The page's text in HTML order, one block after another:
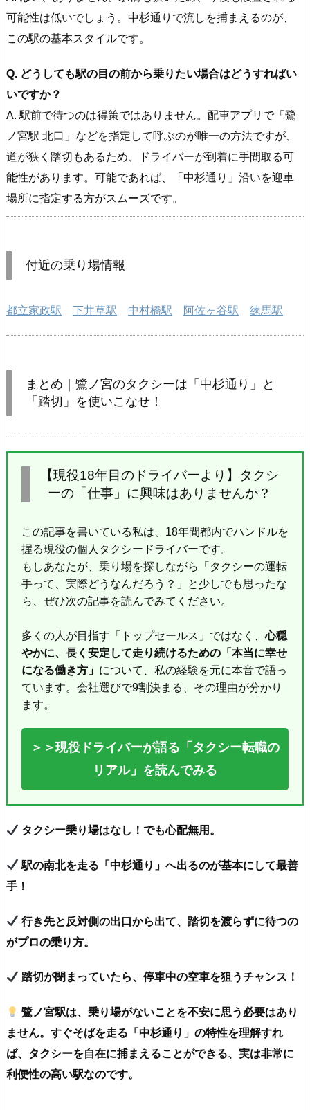
可能性は低いでしょう。中杉通りで流しを捕まえるのが、
この駅の基本スタイルです。
Q. どうしても駅の目の前から乗りたい場合はどうすればい
いですか？
A. 駅前で待つのは得策ではありません。配車アプリで「鷺
ノ宮駅 北口」などを指定して呼ぶのが唯一の方法ですが、
道が狭く踏切もあるため、ドライバーが到着に手間取る可
能性があります。可能であれば、「中杉通り」沿いを迎車
場所に指定する方がスムーズです。
付近の乗り場情報
都立家政駅 下井草駅 中村橋駅 阿佐ヶ谷駅 練馬駅
まとめ｜鷺ノ宮のタクシーは「中杉通り」と
「踏切」を使いこなせ！
【現役18年目のドライバーより】タクシ
ーの「仕事」に興味はありませんか？
この記事を書いている私は、18年間都内でハンドルを
握る現役の個人タクシードライバーです。
もしあなたが、乗り場を探しながら「タクシーの運転
手って、実際どうなんだろう？」と少しでも思ったな
ら、ぜひ次の記事を読んでみてください。
多くの人が目指す「トップセールス」ではなく、心穏
やかに、長く安定して走り続けるための「本当に幸せ
になる働き方」 について、私の経験を元に本音で語っ
ています。会社選びで9割決まる、その理由が分かり
ます。
＞＞現役ドライバーが語る「タクシー転職の
リアル」を読んでみる
タクシー乗り場はなし！でも心配無用。
駅の南北を走る「中杉通り」へ出るのが基本にして最善
手！
行き先と反対側の出口から出て、踏切を渡らずに待つの
がプロの乗り方。
踏切が閉まっていたら、停車中の空車を狙うチャンス！
鷺ノ宮駅は、乗り場がないことを不安に思う必要はあり
ません。すぐそばを走る「中杉通り」の特性を理解すれ
ば、タクシーを自在に捕まえることができる、実は非常に
利便性の高い駅なのです。